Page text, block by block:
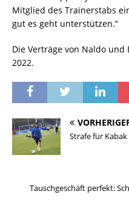
Mitglied des Trainerstabs
gut es geht unterstützen.“
Die Verträge von Naldo
2022.
Strafe für
Tauschgeschäft perfekt: